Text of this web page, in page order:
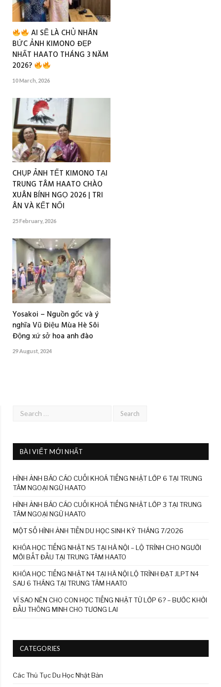
AI SẼ LÀ CHỦ NHÂN
BỨC ẢNH KIMONO ĐẸP
NHẤT HAATO THÁNG 3 NĂM
2026?
10 March, 2026
CHỤP ẢNH TẾT KIMONO TẠI
TRUNG TÂM HAATO CHÀO
XUÂN BÍNH NGỌ 2026 | TRI
ÂN VÀ KẾT NỐI
25 February, 2026
Yosakoi – Nguồn gốc và ý
nghĩa Vũ Điệu Mùa Hè Sôi
Động xứ sở hoa anh đào
29 August, 2024
BÀI VIẾT MỚI NHẤT
HÌNH ẢNH BÁO CÁO CUỐI KHOÁ TIẾNG NHẬT LỚP 6 TẠI TRUNG
TÂM NGOẠI NGỮ HAATO
HÌNH ẢNH BÁO CÁO CUỐI KHOÁ TIẾNG NHẬT LỚP 3 TẠI TRUNG
TÂM NGOẠI NGỮ HAATO
MỘT SỐ HÌNH ẢNH TIỄN DU HỌC SINH KỲ THÁNG 7/2026
KHÓA HỌC TIẾNG NHẬT N5 TẠI HÀ NỘI – LỘ TRÌNH CHO NGƯỜI
MỚI BẮT ĐẦU TẠI TRUNG TÂM HAATO
KHÓA HỌC TIẾNG NHẬT N4 TẠI HÀ NỘI LỘ TRÌNH ĐẠT JLPT N4
SAU 6 THÁNG TẠI TRUNG TÂM HAATO
VÌ SAO NÊN CHO CON HỌC TIẾNG NHẬT TỪ LỚP 6? – BƯỚC KHỞI
ĐẦU THÔNG MINH CHO TƯƠNG LAI
CATEGORIES
Các Thủ Tục Du Học Nhật Bản